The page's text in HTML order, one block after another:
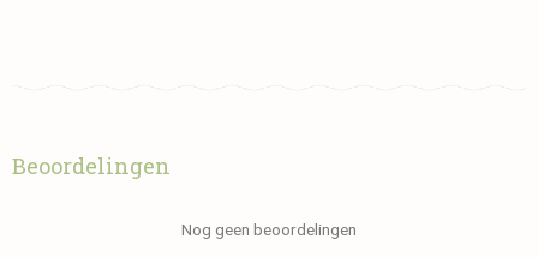
Beoordelingen
Nog geen beoordelingen